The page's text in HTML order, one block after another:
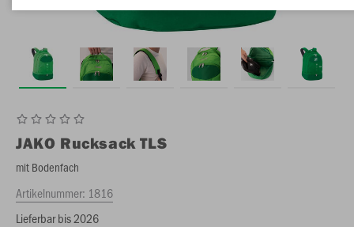
JAKO Rucksack TLS
mit Bodenfach
Artikelnummer: 1816
Lieferbar bis 2026